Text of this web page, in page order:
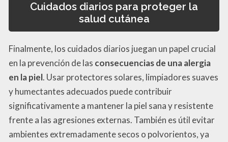
Cuidados diarios para proteger la
salud cutánea
Finalmente, los cuidados diarios juegan un papel crucial
en la prevención de las consecuencias de una alergia
en la piel. Usar protectores solares, limpiadores suaves
y humectantes adecuados puede contribuir
significativamente a mantener la piel sana y resistente
frente a las agresiones externas. También es útil evitar
ambientes extremadamente secos o polvorientos, ya